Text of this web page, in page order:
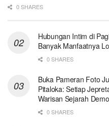
0 SHARES
Hubungan Intim di
Banyak Manfaatnya
0 SHARES
Buka Pameran Foto
Pitaloka: Setiap
Warisan Sejarah
0 SHARES